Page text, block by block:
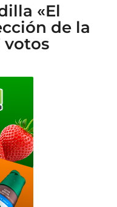
«El
de la
votos